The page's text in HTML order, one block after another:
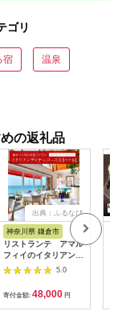
ゴリ
宿 温泉
の返礼品
出典：ふるなび
神奈川県 鎌倉市
リストランテ アマル
フィイのイタリアンデ
ィナーコースA ペア
5.0
寄付金額: 48,000 円